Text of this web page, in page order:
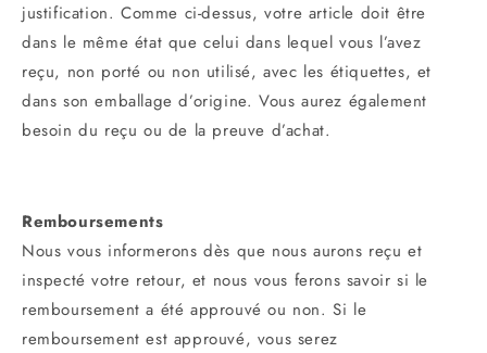
justification. Comme ci-dessus, votre article doit être
dans le même état que celui dans lequel vous l’avez
reçu, non porté ou non utilisé, avec les étiquettes, et
dans son emballage d’origine. Vous aurez également
besoin du reçu ou de la preuve d’achat.
Remboursements
Nous vous informerons dès que nous aurons reçu et
inspecté votre retour, et nous vous ferons savoir si le
remboursement a été approuvé ou non. Si le
remboursement est approuvé, vous serez